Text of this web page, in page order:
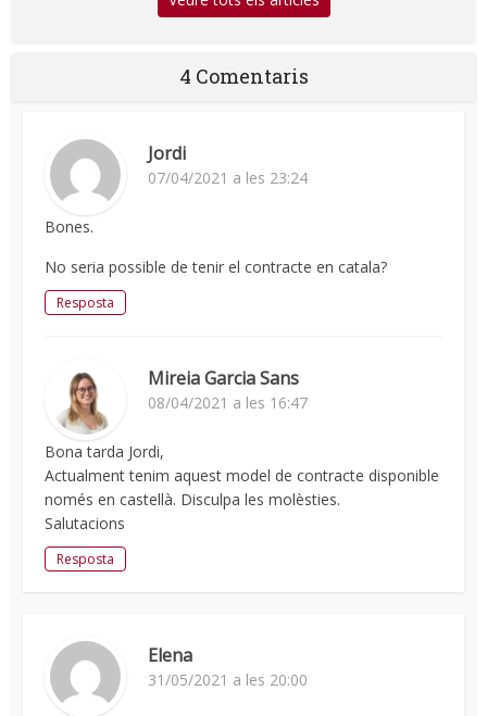
4 Comentaris
Jordi
07/04/2021 a les 23:24
Bones.
No seria possible de tenir el contracte en catala?
Resposta
Mireia Garcia Sans
08/04/2021 a les 16:47
Bona tarda Jordi,
Actualment tenim aquest model de contracte disponible
només en castellà. Disculpa les molèsties.
Salutacions
Resposta
Elena
31/05/2021 a les 20:00